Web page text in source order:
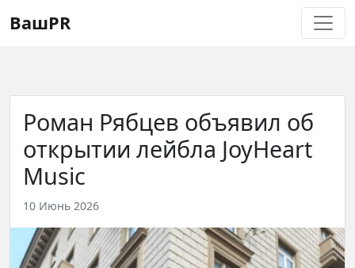
Регистрация
ВашPR
Роман Рябцев объявил об
открытии лейбла JoyHeart
Music
10 Июнь 2026